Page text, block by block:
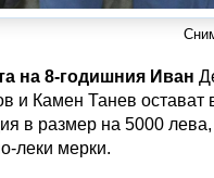
на 8-годишния Иван
и Камен Танев остават
в размер на 5000
леки мерки.